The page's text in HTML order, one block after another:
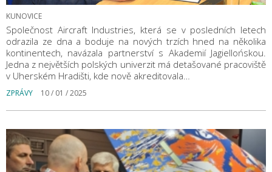
KUNOVICE
Společnost Aircraft Industries, která se v posledních letech
odrazila ze dna a boduje na nových trzích hned na několika
kontinentech, navázala partnerství s Akademií Jagiellońskou.
Jedna z největších polských univerzit má detašované pracoviště
v Uherském Hradišti, kde nově akreditovala…
ZPRÁVY 10 / 01 / 2025